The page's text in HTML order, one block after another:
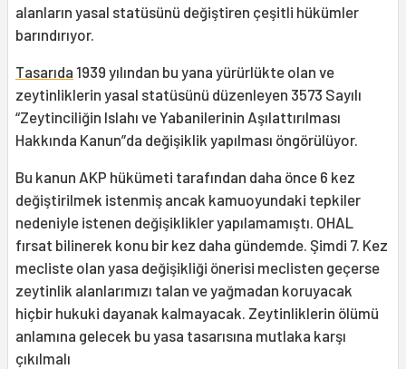
alanların yasal statüsünü değiştiren çeşitli hükümler
barındırıyor.
Tasarıda 1939 yılından bu yana yürürlükte olan ve
zeytinliklerin yasal statüsünü düzenleyen 3573 Sayılı
“Zeytinciliğin Islahı ve Yabanilerinin Aşılattırılması
Hakkında Kanun”da değişiklik yapılması öngörülüyor.
Bu kanun AKP hükümeti tarafından daha önce 6 kez
değiştirilmek istenmiş ancak kamuoyundaki tepkiler
nedeniyle istenen değişiklikler yapılamamıştı. OHAL
fırsat bilinerek konu bir kez daha gündemde. Şimdi 7. Kez
mecliste olan yasa değişikliği önerisi meclisten geçerse
zeytinlik alanlarımızı talan ve yağmadan koruyacak
hiçbir hukuki dayanak kalmayacak. Zeytinliklerin ölümü
anlamına gelecek bu yasa tasarısına mutlaka karşı
çıkılmalı